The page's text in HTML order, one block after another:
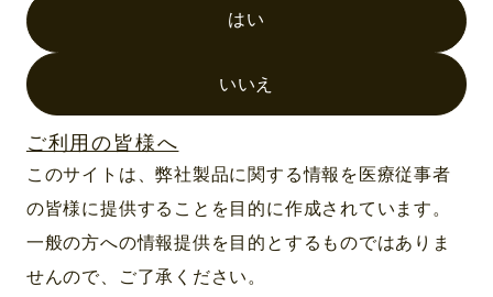
はい
いいえ
ご利用の皆様へ
このサイトは、弊社製品に関する情報を医療従事者
の皆様に提供することを目的に作成されています。
一般の方への情報提供を目的とするものではありま
せんので、ご了承ください。
製品番号：IN-6014-R
スコープトレー XL (φ2.7〜10mm
1〜3本用)
対応滅菌：プラズマ滅菌・オートクレーブ